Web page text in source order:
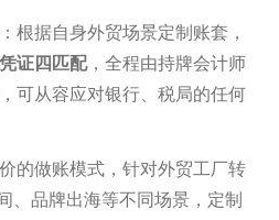
根据自身外贸场景定制账套，
证四匹配，全程由持牌会计师
可从容应对银行、税局的任何
的做账模式，针对外贸工厂转
、品牌出海等不同场景，定制